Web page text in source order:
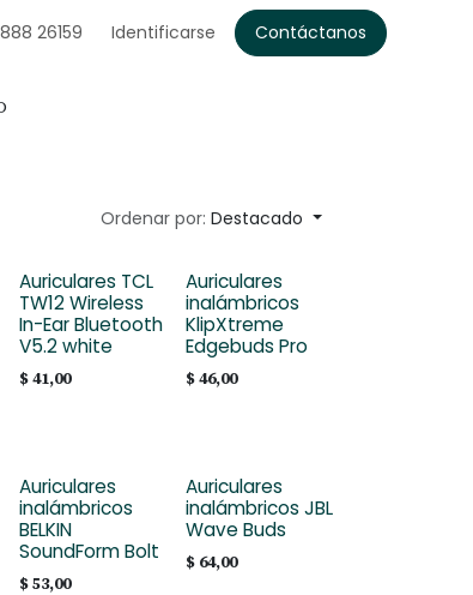
26159 Identificarse Contáctanos
Ordenar por: Destacado
Auriculares TCL
TW12 Wireless
In-Ear Bluetooth
V5.2 white
$41,00
Auriculares
inalámbricos
KlipXtreme
Edgebuds Pro
$46,00
Auriculares
inalámbricos
BELKIN
SoundForm Bolt
$53,00
Auriculares
inalámbricos JBL
Wave Buds
$ 64,00